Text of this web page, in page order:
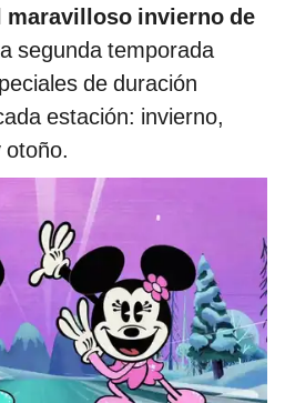
maravilloso invierno de
segunda temporada
de duración
estación: invierno,
otoño.